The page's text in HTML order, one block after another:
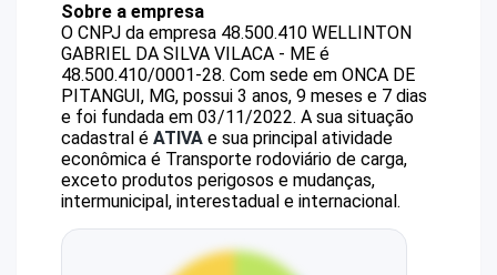
Sobre a empresa
O CNPJ da empresa 48.500.410 WELLINTON
GABRIEL DA SILVA VILACA - ME é
48.500.410/0001-28. Com sede em ONCA DE
PITANGUI, MG, possui 3 anos, 9 meses e 7 dias
e foi fundada em 03/11/2022. A sua situação
cadastral é ATIVA e sua principal atividade
econômica é Transporte rodoviário de carga,
exceto produtos perigosos e mudanças,
intermunicipal, interestadual e internacional.